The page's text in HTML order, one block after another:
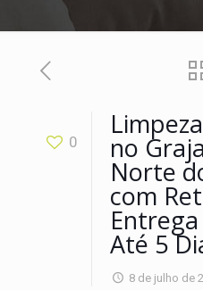
0 no
Norte
com
Até 5
8 de julho de